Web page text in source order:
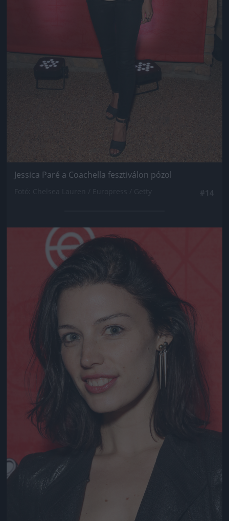
Jessica Paré a Coachella fesztiválon pózol
Jön még kép!